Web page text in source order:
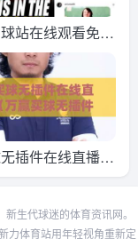
球站在线观看免费
——2026年体育
高清观赛新选择
插件在线直播网
无插件在线直播
年看球新姿
了吗？
生代球迷的体育资讯网。
力体育站用年轻视角重新定